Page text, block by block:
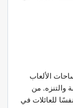
الألعاب
والتنزه. من
للعائلات في